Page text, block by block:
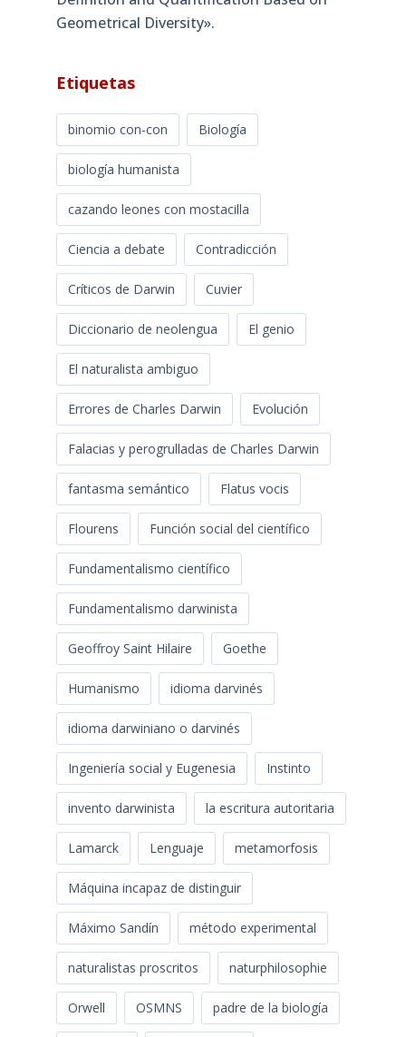
Geometrical Diversity»​.
Etiquetas
binomio con-con Biología
biología humanista
cazando leones con mostacilla
Ciencia a debate Contradicción
Críticos de Darwin Cuvier
Diccionario de neolengua El genio
El naturalista ambiguo
Errores de Charles Darwin Evolución
Falacias y perogrulladas de Charles Darwin
fantasma semántico Flatus vocis
Flourens Función social del científico
Fundamentalismo científico
Fundamentalismo darwinista
Geoffroy Saint Hilaire Goethe
Humanismo idioma darvinés
idioma darwiniano o darvinés
Ingeniería social y Eugenesia Instinto
invento darwinista la escritura autoritaria
Lamarck Lenguaje metamorfosis
Máquina incapaz de distinguir
Máximo Sandín método experimental
naturalistas proscritos naturphilosophie
Orwell OSMNS padre de la biología